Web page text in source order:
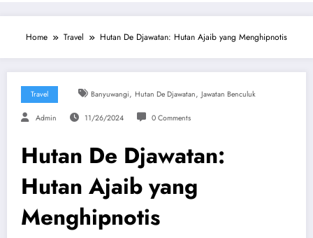
Home Travel Hutan De Djawatan: Hutan Ajaib yang Menghipnotis
Travel Banyuwangi, Hutan De Djawatan, Jawatan Benculuk
Admin 11/26/2024 0 Comments
Hutan De Djawatan:
Hutan Ajaib yang
Menghipnotis